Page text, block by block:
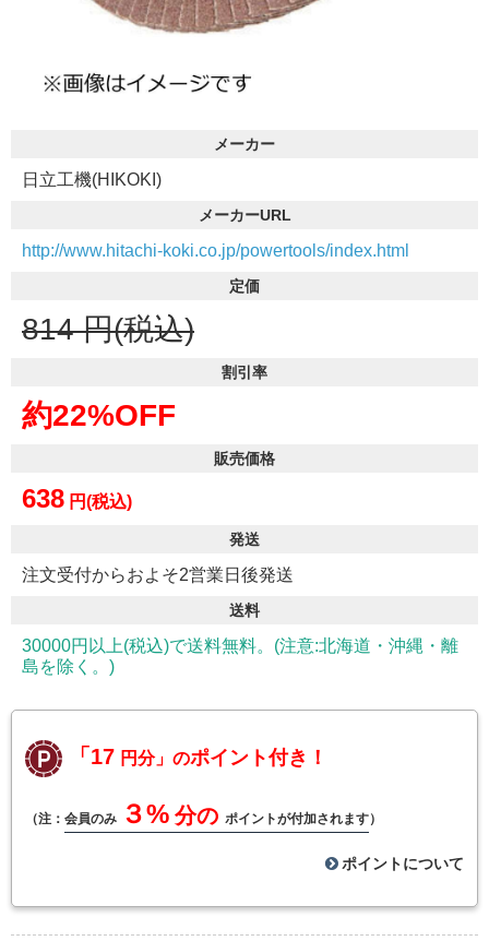
メーカー
日立工機(HIKOKI)
メーカーURL
http://www.hitachi-koki.co.jp/powertools/index.html
定価
814 円(税込)
割引率
約22%OFF
販売価格
638 円(税込)
発送
注文受付からおよそ2営業日後発送
送料
30000円以上(税込)で送料無料。(注意:北海道・沖縄・離
島を除く。)
「17 円分」のポイント付き！
（注： 会員のみ ３% 分の ポイントが付加されます）
ポイントについて